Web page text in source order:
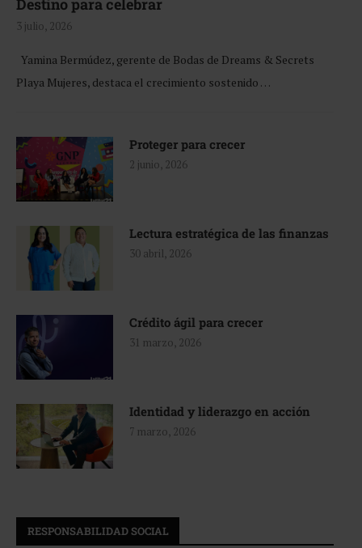
Destino para celebrar
3 julio, 2026
Yamina Bermúdez, gerente de Bodas de Dreams & Secrets
Playa Mujeres, destaca el crecimiento sostenido …
Proteger para crecer
2 junio, 2026
Lectura estratégica de las finanzas
30 abril, 2026
Crédito ágil para crecer
31 marzo, 2026
Identidad y liderazgo en acción
7 marzo, 2026
RESPONSABILIDAD SOCIAL